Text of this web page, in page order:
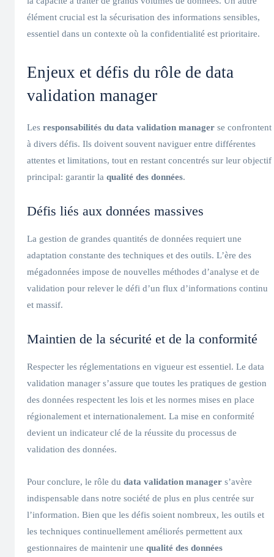
élément crucial est la sécurisation des informations sensibles,
essentiel dans un contexte où la confidentialité est prioritaire.
Enjeux et défis du rôle de data
validation manager
Les responsabilités du data validation manager se confrontent
à divers défis. Ils doivent souvent naviguer entre différentes
attentes et limitations, tout en restant concentrés sur leur objectif
principal: garantir la qualité des données.
Défis liés aux données massives
La gestion de grandes quantités de données requiert une
adaptation constante des techniques et des outils. L’ère des
mégadonnées impose de nouvelles méthodes d’analyse et de
validation pour relever le défi d’un flux d’informations continu
et massif.
Maintien de la sécurité et de la conformité
Respecter les réglementations en vigueur est essentiel. Le data
validation manager s’assure que toutes les pratiques de gestion
des données respectent les lois et les normes mises en place
régionalement et internationalement. La mise en conformité
devient un indicateur clé de la réussite du processus de
validation des données.
Pour conclure, le rôle du data validation manager s’avère
indispensable dans notre société de plus en plus centrée sur
l’information. Bien que les défis soient nombreux, les outils et
les techniques continuellement améliorés permettent aux
gestionnaires de maintenir une qualité des données